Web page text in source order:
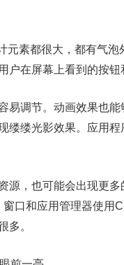
元素都很大，都有气
户在屏幕上看到的按钮
易调节。动画效果也
缕缕光影效果。应用
源，也可能会出现更
口和应用管理器使用
多。